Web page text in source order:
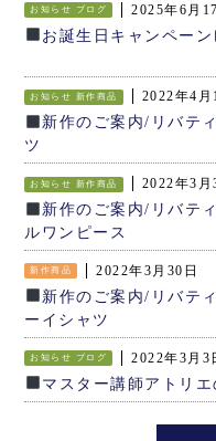
お知らせ ブログ 2025年6月
お誕生日キャンペー
お知らせ 新作商品 2022年4月
新作のご案内/リバテ
ツ
お知らせ 新作商品 2022年3月
新作のご案内/リバテ
ルワンピース
新作商品 2022年3月30日
新作のご案内/リバテ
ーイシャツ
お知らせ ブログ 2022年3月3
マスター講師アトリエ